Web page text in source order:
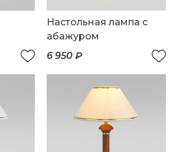
Настольная лампа с
абажуром
6 950 ₽